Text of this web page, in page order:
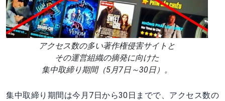
アクセス数の多い著作権侵害サイトと
その運営組織の摘発に向けた
集中取締り期間（5月7日～30日）。
集中取締り期間は今月7日から30日までで、アクセス数の